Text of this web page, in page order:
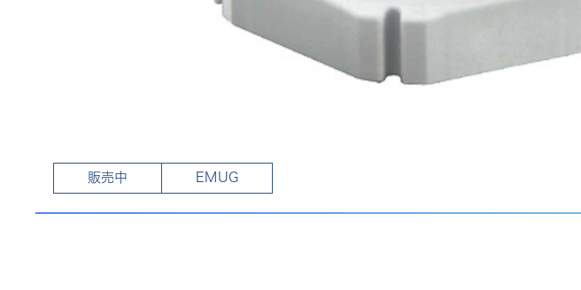
販売中 EMUG